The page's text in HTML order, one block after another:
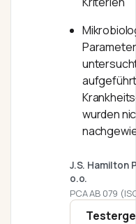
wurden
J.S. Hamilton
o.o.
PCA AB 079